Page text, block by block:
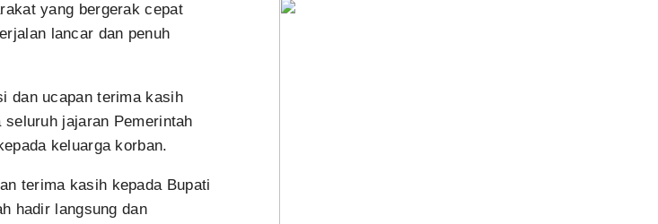
yang bergerak cepat
lancar dan penuh
dan ucapan terima kasih
jajaran Pemerintah
keluarga korban.
terima kasih kepada Bupati
hadir langsung dan